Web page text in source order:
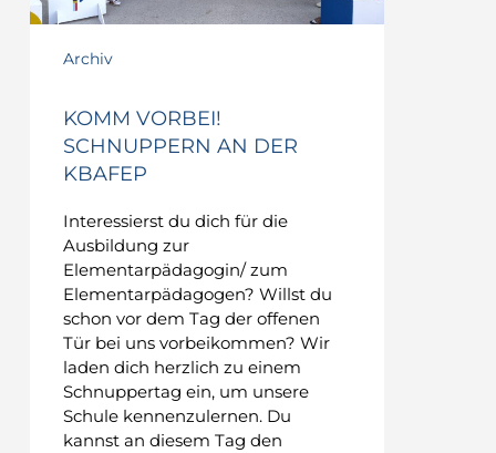
Archiv
KOMM VORBEI!
SCHNUPPERN AN DER
KBAFEP
Interessierst du dich für die
Ausbildung zur
Elementarpädagogin/ zum
Elementarpädagogen? Willst du
schon vor dem Tag der offenen
Tür bei uns vorbeikommen? Wir
laden dich herzlich zu einem
Schnuppertag ein, um unsere
Schule kennenzulernen. Du
kannst an diesem Tag den